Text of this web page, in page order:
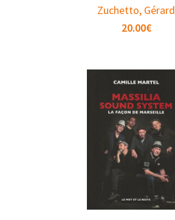
Zuchetto, Gérard
20.00€